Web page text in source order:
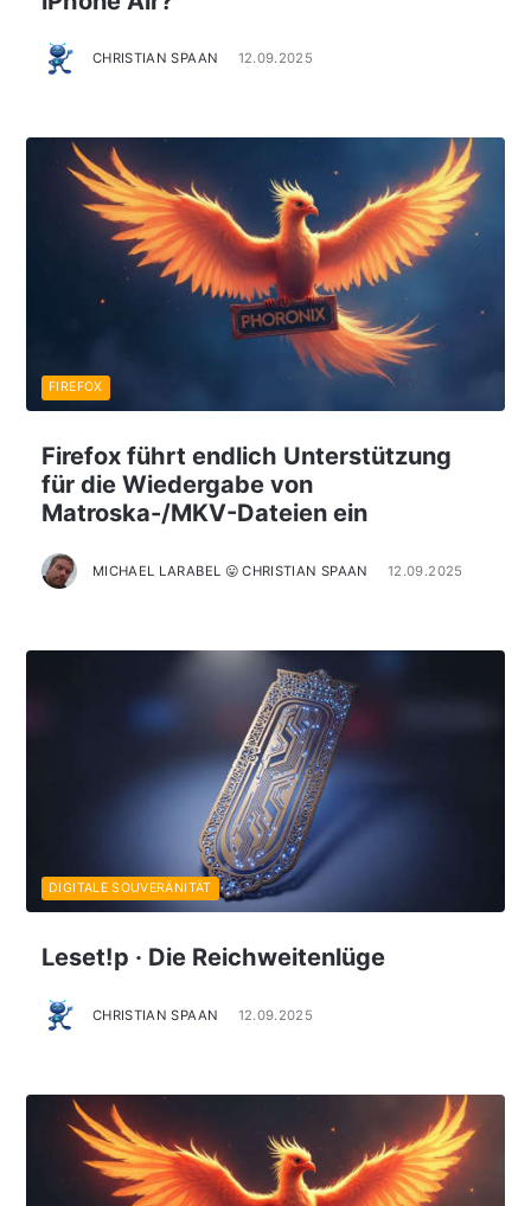
CHRISTIAN SPAAN 12.09.2025
Firefox führt endlich Unterstützung
für die Wiedergabe von
Matroska-/MKV-Dateien ein
MICHAEL LARABEL 😛 CHRISTIAN SPAAN 12.09.2025
FIREFOX
Leset!p · Die Reichweitenlüge
CHRISTIAN SPAAN 12.09.2025
DIGITALE SOUVERÄNITÄT